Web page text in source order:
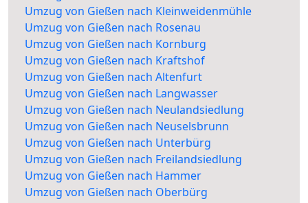
Umzug von Gießen nach Kleinweidenmühle
Umzug von Gießen nach Rosenau
Umzug von Gießen nach Kornburg
Umzug von Gießen nach Kraftshof
Umzug von Gießen nach Altenfurt
Umzug von Gießen nach Langwasser
Umzug von Gießen nach Neulandsiedlung
Umzug von Gießen nach Neuselsbrunn
Umzug von Gießen nach Unterbürg
Umzug von Gießen nach Freilandsiedlung
Umzug von Gießen nach Hammer
Umzug von Gießen nach Oberbürg